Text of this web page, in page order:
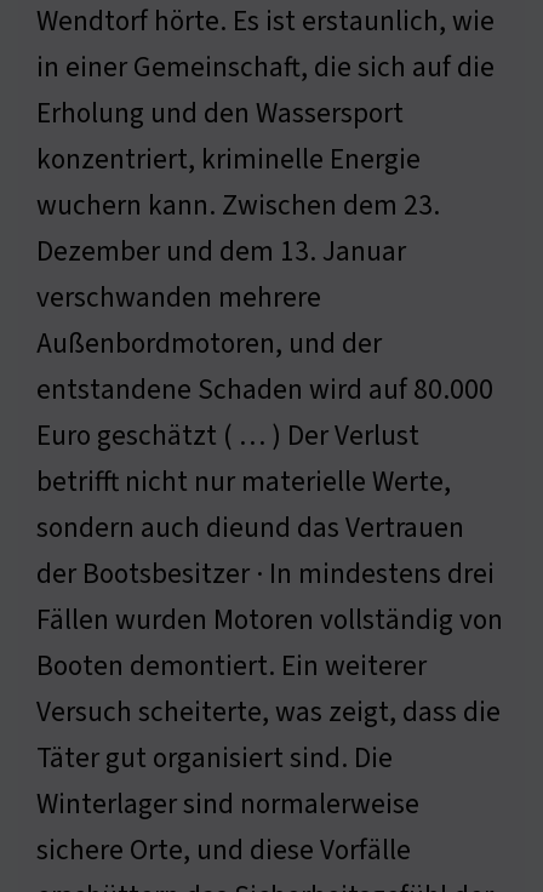
Wendtorf hörte. Es ist erstaunlich, wie
in einer Gemeinschaft, die sich auf die
Erholung und den Wassersport
konzentriert, kriminelle Energie
wuchern kann. Zwischen dem 23.
Dezember und dem 13. Januar
verschwanden mehrere
Außenbordmotoren, und der
entstandene Schaden wird auf 80.000
Euro geschätzt ( … ) Der Verlust
betrifft nicht nur materielle Werte,
sondern auch dieund das Vertrauen
der Bootsbesitzer · In mindestens drei
Fällen wurden Motoren vollständig von
Booten demontiert. Ein weiterer
Versuch scheiterte, was zeigt, dass die
Täter gut organisiert sind. Die
Winterlager sind normalerweise
sichere Orte, und diese Vorfälle